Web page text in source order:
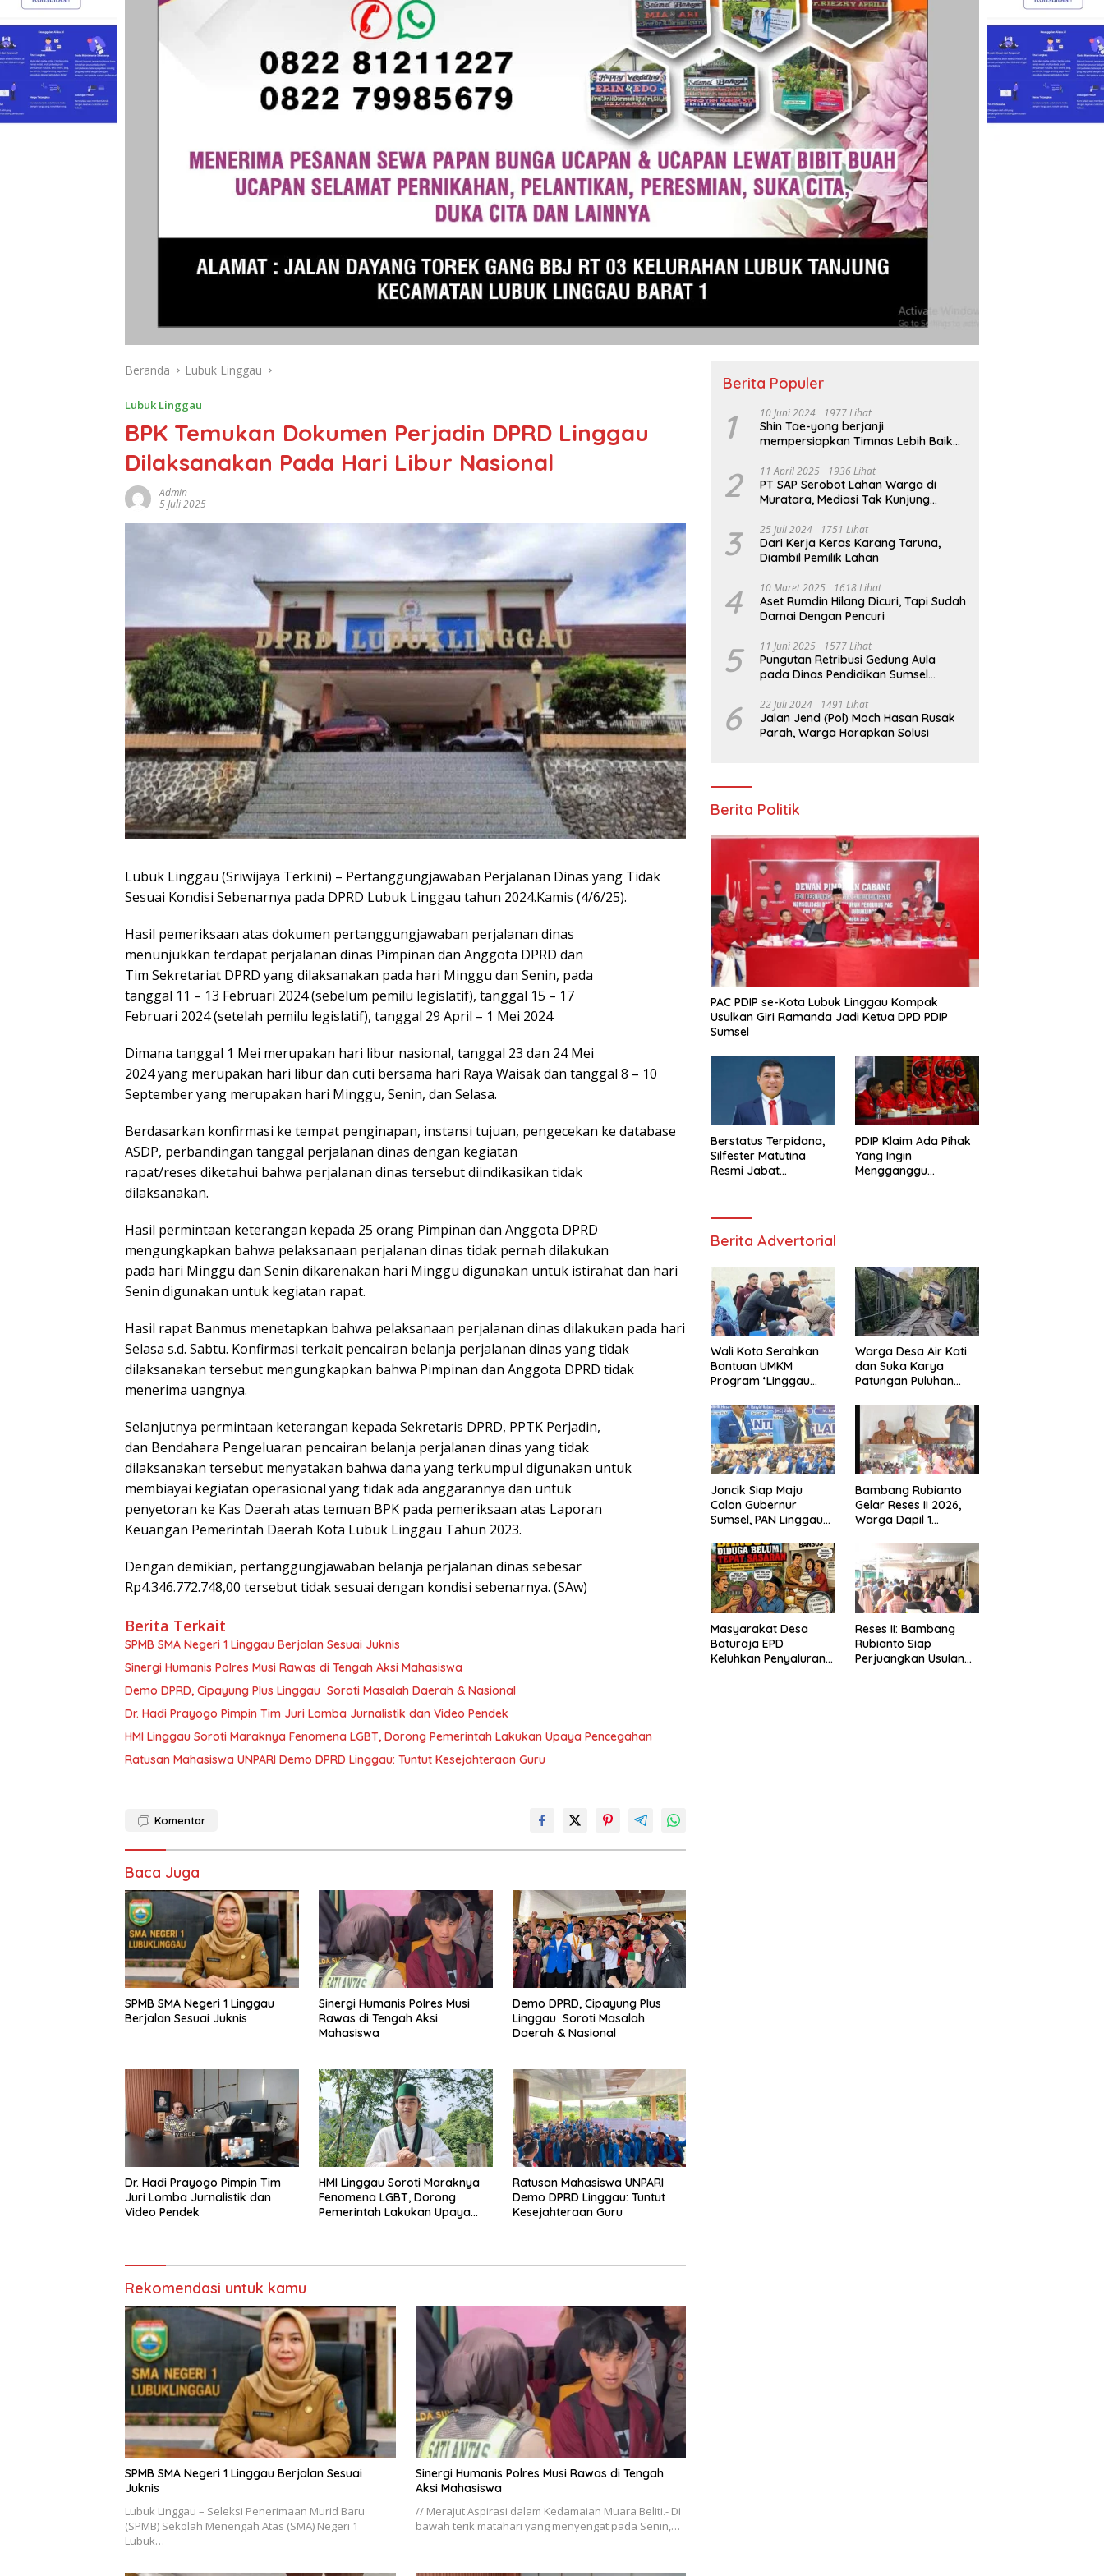
Beranda Lubuk Linggau
Lubuk Linggau
BPK Temukan Dokumen Perjadin DPRD Linggau
Dilaksanakan Pada Hari Libur Nasional
Admin
5 Juli 2025
Lubuk Linggau (Sriwijaya Terkini) – Pertanggungjawaban Perjalanan Dinas yang Tidak
Sesuai Kondisi Sebenarnya pada DPRD Lubuk Linggau tahun 2024.Kamis (4/6/25).
Hasil pemeriksaan atas dokumen pertanggungjawaban perjalanan dinas
menunjukkan terdapat perjalanan dinas Pimpinan dan Anggota DPRD dan
Tim Sekretariat DPRD yang dilaksanakan pada hari Minggu dan Senin, pada
tanggal 11 – 13 Februari 2024 (sebelum pemilu legislatif), tanggal 15 – 17
Februari 2024 (setelah pemilu legislatif), tanggal 29 April – 1 Mei 2024
Dimana tanggal 1 Mei merupakan hari libur nasional, tanggal 23 dan 24 Mei
2024 yang merupakan hari libur dan cuti bersama hari Raya Waisak dan tanggal 8 – 10
September yang merupakan hari Minggu, Senin, dan Selasa.
Berdasarkan konfirmasi ke tempat penginapan, instansi tujuan, pengecekan ke database
ASDP, perbandingan tanggal perjalanan dinas dengan kegiatan
rapat/reses diketahui bahwa perjalanan dinas tersebut diindikasikan tidak
dilaksanakan.
Hasil permintaan keterangan kepada 25 orang Pimpinan dan Anggota DPRD
mengungkapkan bahwa pelaksanaan perjalanan dinas tidak pernah dilakukan
pada hari Minggu dan Senin dikarenakan hari Minggu digunakan untuk istirahat dan hari
Senin digunakan untuk kegiatan rapat.
Hasil rapat Banmus menetapkan bahwa pelaksanaan perjalanan dinas dilakukan pada hari
Selasa s.d. Sabtu. Konfirmasi terkait pencairan belanja perjalanan dinas yang tidak
dilaksanakan tersebut mengungkapkan bahwa Pimpinan dan Anggota DPRD tidak
menerima uangnya.
Selanjutnya permintaan keterangan kepada Sekretaris DPRD, PPTK Perjadin,
dan Bendahara Pengeluaran pencairan belanja perjalanan dinas yang tidak
dilaksanakan tersebut menyatakan bahwa dana yang terkumpul digunakan untuk
membiayai kegiatan operasional yang tidak ada anggarannya dan untuk
penyetoran ke Kas Daerah atas temuan BPK pada pemeriksaan atas Laporan
Keuangan Pemerintah Daerah Kota Lubuk Linggau Tahun 2023.
Dengan demikian, pertanggungjawaban belanja perjalanan dinas sebesar
Rp4.346.772.748,00 tersebut tidak sesuai dengan kondisi sebenarnya. (SAw)
Berita Terkait
SPMB SMA Negeri 1 Linggau Berjalan Sesuai Juknis
Sinergi Humanis Polres Musi Rawas di Tengah Aksi Mahasiswa
Demo DPRD, Cipayung Plus Linggau Soroti Masalah Daerah & Nasional
Dr. Hadi Prayogo Pimpin Tim Juri Lomba Jurnalistik dan Video Pendek
HMI Linggau Soroti Maraknya Fenomena LGBT, Dorong Pemerintah Lakukan Upaya Pencegahan
Ratusan Mahasiswa UNPARI Demo DPRD Linggau: Tuntut Kesejahteraan Guru
Komentar
Baca Juga
SPMB SMA Negeri 1 Linggau
Berjalan Sesuai Juknis
Sinergi Humanis Polres Musi
Rawas di Tengah Aksi
Mahasiswa
Demo DPRD, Cipayung Plus
Linggau Soroti Masalah
Daerah & Nasional
Dr. Hadi Prayogo Pimpin Tim
Juri Lomba Jurnalistik dan
Video Pendek
HMI Linggau Soroti Maraknya
Fenomena LGBT, Dorong
Pemerintah Lakukan Upaya
Ratusan Mahasiswa UNPARI
Demo DPRD Linggau: Tuntut
Kesejahteraan Guru
Rekomendasi untuk kamu
SPMB SMA Negeri 1 Linggau Berjalan Sesuai
Juknis
Lubuk Linggau – Seleksi Penerimaan Murid Baru
(SPMB) Sekolah Menengah Atas (SMA) Negeri 1
Lubuk…
Sinergi Humanis Polres Musi Rawas di Tengah
Aksi Mahasiswa
// Merajut Aspirasi dalam Kedamaian Muara Beliti.- Di
bawah terik matahari yang menyengat pada Senin,…
Berita Populer
1 10 Juni 2024 1977 Lihat
Shin Tae-yong berjanji
mempersiapkan Timnas Lebih Baik
2 11 April 2025 1936 Lihat
PT SAP Serobot Lahan Warga di
Muratara, Mediasi Tak Kunjung
3 25 Juli 2024 1751 Lihat
Dari Kerja Keras Karang Taruna,
Diambil Pemilik Lahan
4 10 Maret 2025 1618 Lihat
Aset Rumdin Hilang Dicuri, Tapi Sudah
Damai Dengan Pencuri
5 11 Juni 2025 1577 Lihat
Pungutan Retribusi Gedung Aula
pada Dinas Pendidikan Sumsel
6 22 Juli 2024 1491 Lihat
Jalan Jend (Pol) Moch Hasan Rusak
Parah, Warga Harapkan Solusi
Berita Politik
PAC PDIP se-Kota Lubuk Linggau Kompak
Usulkan Giri Ramanda Jadi Ketua DPD PDIP
Sumsel
Berstatus Terpidana,
Silfester Matutina
Resmi Jabat
PDIP Klaim Ada Pihak
Yang Ingin
Mengganggu
Berita Advertorial
Wali Kota Serahkan
Bantuan UMKM
Program ‘Linggau
Warga Desa Air Kati
dan Suka Karya
Patungan Puluhan
Jembatan
Joncik Siap Maju
Calon Gubernur
Sumsel, PAN Linggau
DPRD
Bambang Rubianto
Gelar Reses II 2026,
Warga Dapil 1
Masyarakat Desa
Baturaja EPD
Keluhkan Penyaluran
Reses II: Bambang
Rubianto Siap
Perjuangkan Usulan